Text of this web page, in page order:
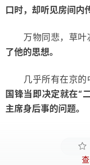
口时，却听见房间内
万物同悲，草叶
了他的思想。
几乎所有在京的中
国锋当即决定就在“
主席身后事的问题。